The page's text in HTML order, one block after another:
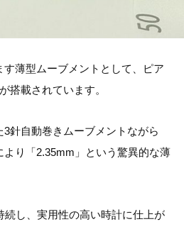
す薄型ムーブメントとして、ピア
搭載されています。
針自動巻きムーブメントながら
り「2.35mm」という驚異的な薄
続し、実用性の高い時計に仕上が